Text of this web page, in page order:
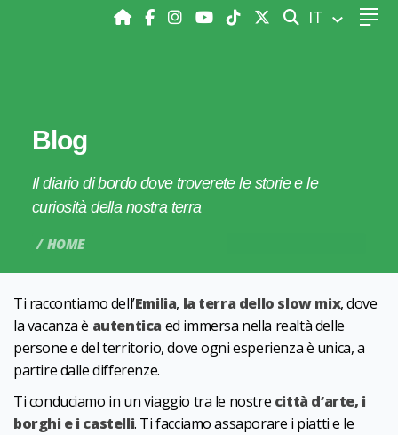
CERCA
IT
Blog
Il diario di bordo dove troverete le storie e le
curiosità della nostra terra
HOME
Ti raccontiamo dell’Emilia, la terra dello slow mix, dove
la vacanza è autentica ed immersa nella realtà delle
persone e del territorio, dove ogni esperienza è unica, a
partire dalle differenze.
Ti conduciamo in un viaggio tra le nostre città d’arte, i
borghi e i castelli. Ti facciamo assaporare i piatti e le